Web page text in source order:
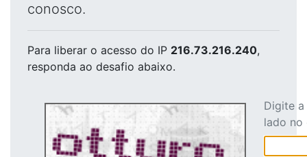
conosco.
Para liberar o acesso do IP 216.73.216.240,
responda ao desafio abaixo.
Digite
lado no